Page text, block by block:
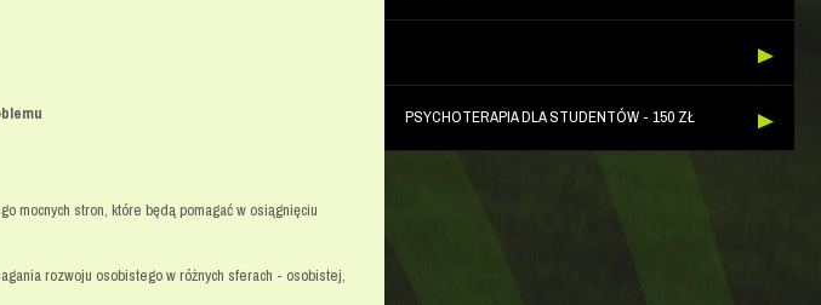
mocnych stron, które będą pomagać w osiągnięciu
rozwoju osobistego w różnych sferach - osobistej,
PSYCHOTERAPIA DLA STUDENTÓW - 150 ZŁ